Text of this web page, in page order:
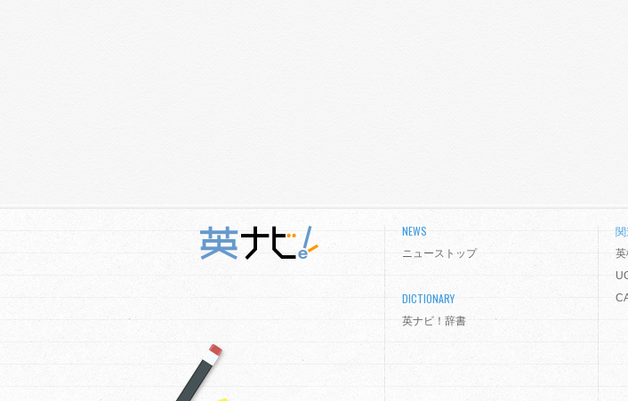
NEWS
ニューストップ
DICTIONARY
英ナビ！辞書
英